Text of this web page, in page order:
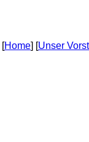
[Home] [Unser